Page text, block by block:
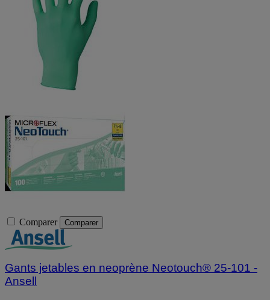
Comparer Comparer
Gants jetables en neoprène Neotouch® 25-101 -
Ansell